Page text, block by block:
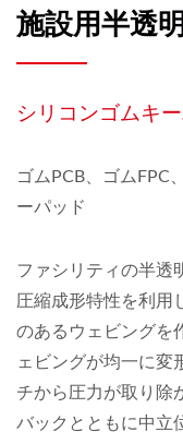
施設用半透
シリコンゴムキ
ゴムPCB、ゴムFPC
ーパッド
ファシリティの半透
圧縮成形特性を利用
のあるウェビングを
ェビングが均一に変
チから圧力が取り除
バックとともに中立